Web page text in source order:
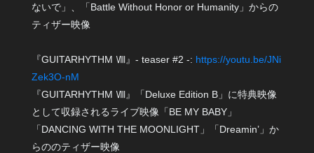
ないで」、「Battle Without Honor or Humanity」からの
ティザー映像
『GUITARHYTHM Ⅷ』- teaser #2 -: https://youtu.be/JNi
Zek3O-nM
『GUITARHYTHM Ⅷ』「Deluxe Edition B」に特典映像
として収録されるライブ映像「BE MY BABY」
「DANCING WITH THE MOONLIGHT」「Dreamin’」か
らののティザー映像